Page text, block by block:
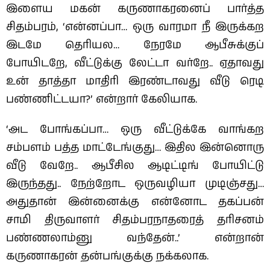
இளைய மகன் கருணாகரனைப் பார்த்த
சிதம்பரம், ‘என்னப்பா… ஒரு வாரமா நீ இருக்கற
இடமே தெரியல… நேரமே ஆபீசுக்குப்
போயிடறே, வீட்டுக்கு லேட்டா வர்றே.. ஏதாவது
உன் தாத்தா மாதிரி இரண்டாவது வீடு ரெடி
பண்ணிட்டயா?’ என்றார் கேலியாக.‌
‘அட போங்கப்பா… ஒரு வீட்டுக்கே வாங்கற
சம்பளம் பத்த மாட்டேங்குது… இதில இன்னொரு
வீடு வேறே.. ஆபீசில ஆடிட்டிங் போயிட்டு
இருந்தது.. நேற்றோட ஒருவழியா முடிஞ்சது…
அதுதான் இன்னைக்கு என்னோட தகப்பன்
சாமி திருவாளர் சிதம்பரநாதரைத் தரிசனம்
பண்ணலாம்னு வந்தேன்..’ என்றான்
கருணாகரன் தன்பங்குக்கு நக்கலாக.